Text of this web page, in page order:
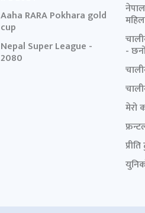
Aaha RARA Pokhara gold
cup
Nepal Super League -
2080
-
मेरो